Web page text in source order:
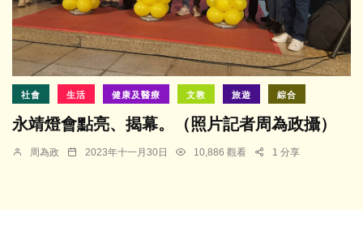
社會 生活 健康及醫療 文教 旅遊 綜合
永靖燈會點亮、揭幕。（照片記者周為政攝）
周為政 2023年十一月30日 10,886 觀看 1 分享